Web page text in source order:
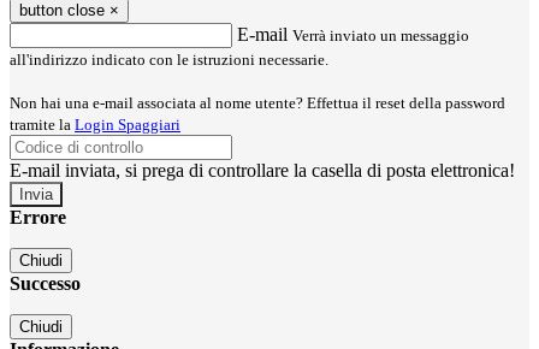
button close ×
E-mail Verrà inviato un messaggio
all'indirizzo indicato con le istruzioni necessarie.
Non hai una e-mail associata al nome utente? Effettua il reset della password
tramite la Login Spaggiari
E-mail inviata, si prega di controllare la casella di posta elettronica!
Errore
Chiudi
Successo
Chiudi